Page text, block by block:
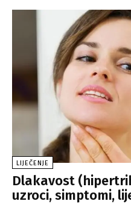
LIJEČENJE
Dlakavost
uzroci, simptomi,